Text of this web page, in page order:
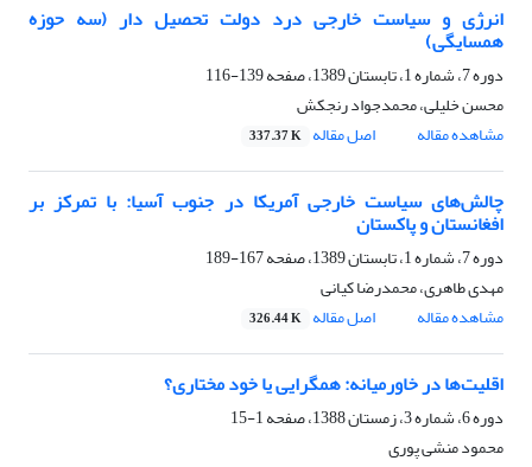
انرژی و سیاست خارجی درد دولت تحصیل دار (سه حوزه
همسایگی)
دوره 7، شماره 1، تابستان 1389، صفحه
139-116
محسن خلیلی، محمدجواد رنجکش
مشاهده مقاله
اصل مقاله 337.37 K
چالش‌های سیاست خارجی آمریکا در جنوب آسیا: با تمرکز بر
افغانستان و پاکستان
دوره 7، شماره 1، تابستان 1389، صفحه
167-189
مهدی طاهری، محمدرضا کیانی
مشاهده مقاله
اصل مقاله 326.44 K
اقلیت‌ها در خاورمیانه: همگرایی یا خود مختاری؟
دوره 6، شماره 3، زمستان 1388، صفحه
1-15
محمود منشی پوری